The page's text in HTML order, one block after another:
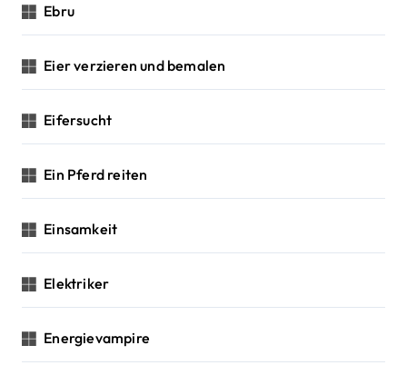
Ebru
Eier verzieren und bemalen
Eifersucht
Ein Pferd reiten
Einsamkeit
Elektriker
Energievampire